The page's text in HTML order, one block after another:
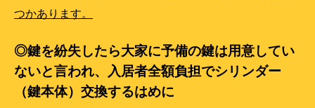
つかあります。
◎鍵を紛失したら大家に予備の鍵は用意してい
ないと言われ、入居者全額負担でシリンダー
（鍵本体）交換するはめに